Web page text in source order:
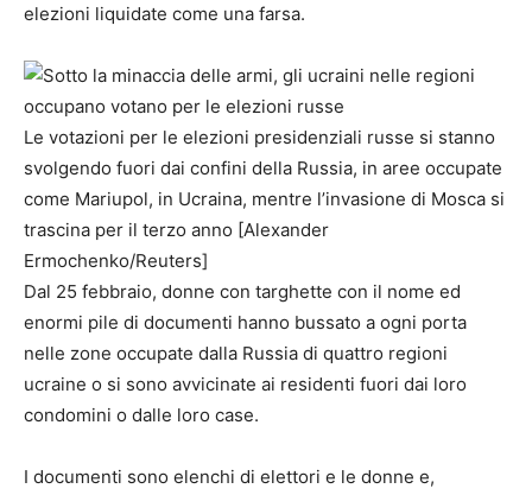
elezioni liquidate come una farsa.
Le votazioni per le elezioni presidenziali russe si stanno
svolgendo fuori dai confini della Russia, in aree occupate
come Mariupol, in Ucraina, mentre l’invasione di Mosca si
trascina per il terzo anno [Alexander
Ermochenko/Reuters]
Dal 25 febbraio, donne con targhette con il nome ed
enormi pile di documenti hanno bussato a ogni porta
nelle zone occupate dalla Russia di quattro regioni
ucraine o si sono avvicinate ai residenti fuori dai loro
condomini o dalle loro case.
I documenti sono elenchi di elettori e le donne e,